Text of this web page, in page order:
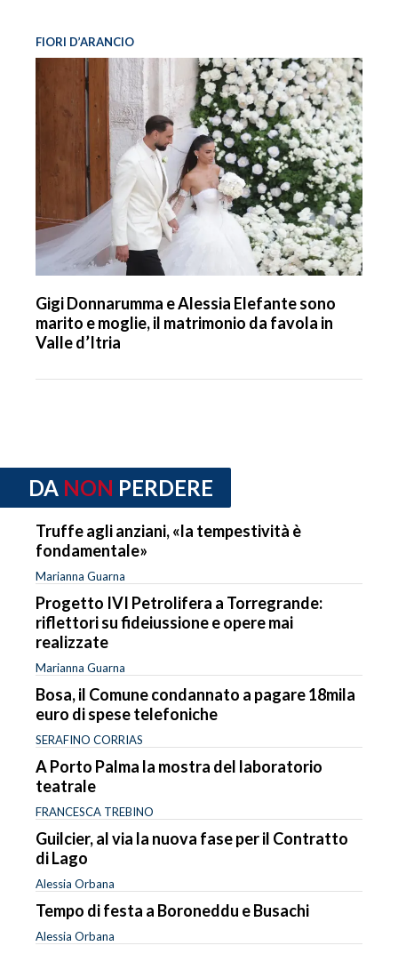
FIORI D’ARANCIO
Gigi Donnarumma e Alessia Elefante sono
marito e moglie, il matrimonio da favola in
Valle d’Itria
DA NON PERDERE
Truffe agli anziani, «la tempestività è
fondamentale»
Marianna Guarna
Progetto IVI Petrolifera a Torregrande:
riflettori su fideiussione e opere mai
realizzate
Marianna Guarna
Bosa, il Comune condannato a pagare 18mila
euro di spese telefoniche
SERAFINO CORRIAS
A Porto Palma la mostra del laboratorio
teatrale
FRANCESCA TREBINO
Guilcier, al via la nuova fase per il Contratto
di Lago
Alessia Orbana
Tempo di festa a Boroneddu e Busachi
Alessia Orbana